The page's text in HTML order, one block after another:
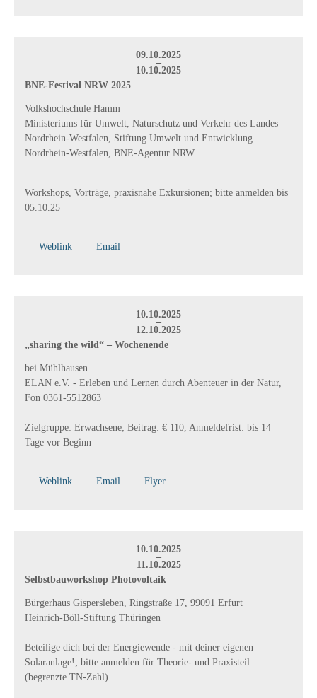
09.10.2025
–
10.10.2025
BNE-Festival NRW 2025
Volkshochschule Hamm
Ministeriums für Umwelt, Naturschutz und Verkehr des Landes
Nordrhein-Westfalen, Stiftung Umwelt und Entwicklung
Nordrhein-Westfalen, BNE-Agentur NRW
Workshops, Vorträge, praxisnahe Exkursionen; bitte anmelden bis
05.10.25
Weblink Email
10.10.2025
–
12.10.2025
„sharing the wild“ – Wochenende
bei Mühlhausen
ELAN e.V. - Erleben und Lernen durch Abenteuer in der Natur,
Fon 0361-5512863
Zielgruppe: Erwachsene; Beitrag: € 110, Anmeldefrist: bis 14
Tage vor Beginn
Weblink Email Flyer
10.10.2025
–
11.10.2025
Selbstbauworkshop Photovoltaik
Bürgerhaus Gispersleben, Ringstraße 17, 99091 Erfurt
Heinrich-Böll-Stiftung Thüringen
Beteilige dich bei der Energiewende - mit deiner eigenen
Solaranlage!; bitte anmelden für Theorie- und Praxisteil
(begrenzte TN-Zahl)